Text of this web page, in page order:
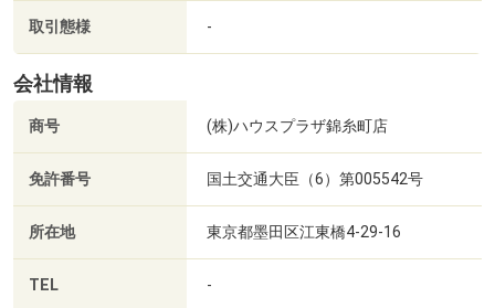
物件の雰囲気だけでなく、間取り、設備、性能もしっかり
物件の周辺環境も含めて気になる点もしっかりとご案内さ
せて頂きます。
(3) 納得見学コース(所要時間:～3時間程)
気になる物件のご案内はもちろん、小学校・中学校などの
詳しいご相談も含めて御案内させて頂きます。
取引態様 -
会社情報
商号 (株)ハウスプラザ錦糸町店
免許番号 国土交通大臣（6）第005542号
所在地 東京都墨田区江東橋4-29-16
TEL -